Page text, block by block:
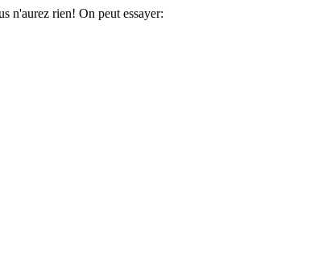
n'aurez rien! On peut essayer: